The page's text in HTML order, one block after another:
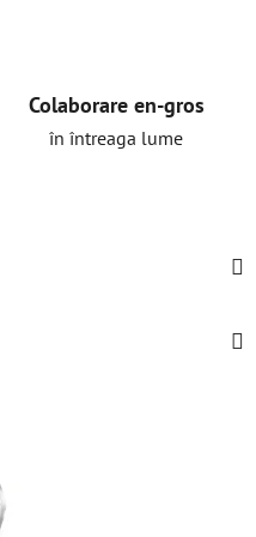
Colaborare en-gros
în întreaga lume